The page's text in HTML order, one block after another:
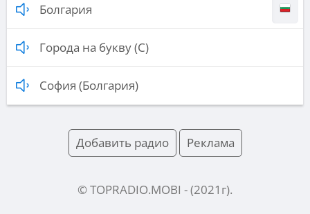
Болгария
Города на букву (С)
София (Болгария)
Добавить радио Реклама
© TOPRADIO.MOBI - (2021 г).